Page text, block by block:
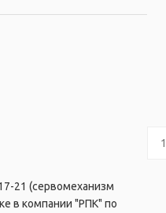
21 (сервомеханизм
в компании "РПК" по